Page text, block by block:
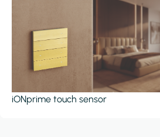
iONprime touch sensor